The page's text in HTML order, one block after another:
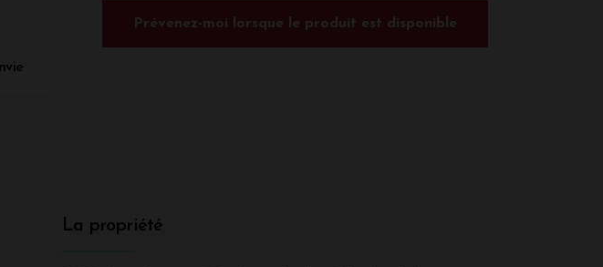
Prévenez-moi lorsque le produit est disponible
La propriété